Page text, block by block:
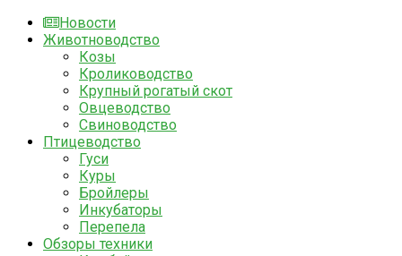
Новости
Животноводство
Козы
Кролиководство
Крупный рогатый скот
Овцеводство
Свиноводство
Птицеводство
Гуси
Куры
Бройлеры
Инкубаторы
Перепела
Обзоры техники